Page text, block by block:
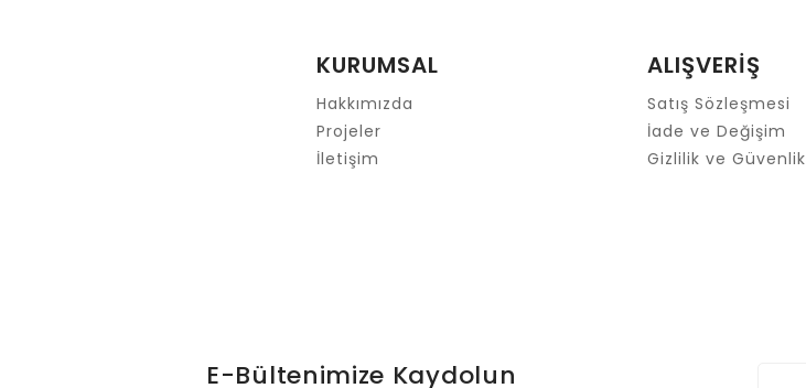
Bu ürüne benzer farklı alternatifler olmalı.
KURUMSAL
Hakkımızda
Projeler
İletişim
ALIŞVERİŞ
Satış Sözleşmesi
İade ve Değişim
Gizlilik ve Güvenlik
E-Bültenimize Kaydolun